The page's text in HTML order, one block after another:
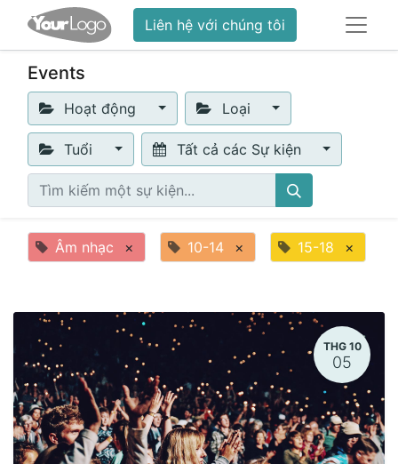
Liên hệ với chúng tôi
Events
Hoạt động Loại
Tuổi Tất cả các Sự kiện
Âm nhạc × 10-14 × 15-18 ×
THG 10
05